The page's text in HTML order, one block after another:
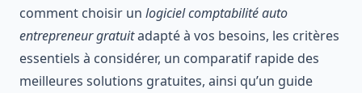
comment choisir un logiciel comptabilité auto
entrepreneur gratuitadapté à vos besoins, les critères
essentiels à considérer, un comparatif rapide des
meilleures solutions gratuites, ainsi qu’un guide